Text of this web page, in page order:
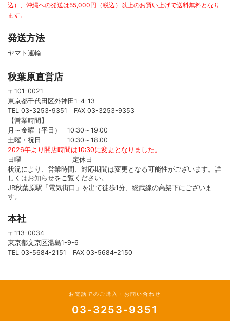
込）、沖縄への発送は55,000円（税込）以上のお買い上げで送料無料となり
ます。
発送方法
ヤマト運輸
秋葉原直営店
〒101-0021
東京都千代田区外神田1-4-13
TEL 03-3253-9351 FAX 03-3253-9353
【営業時間】
月～金曜（平日） 10:30～19:00
土曜・祝日 10:30～18:00
2026年より開店時間は10:30に変更となりました。
日曜 定休日
状況により、営業時間、対応期間は変更となる可能性がございます。詳
しくはお知らせをご覧ください。
JR秋葉原駅「電気街口」を出て徒歩1分、総武線の高架下にございま
す。
本社
〒113-0034
東京都文京区湯島1-9-6
TEL 03-5684-2151 FAX 03-5684-2150
お電話でのご購入・お問い合わせ
03-3253-9351